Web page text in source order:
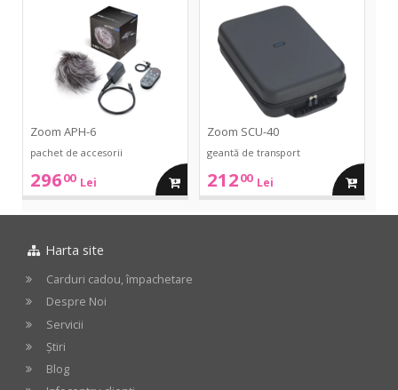
Zoom APH-6
pachet de accesorii
29600 Lei adauga
in
Zoom SCU-40
geantă de transport
21200 Lei adauga
in
Harta site
Carduri cadou, împachetare
Despre Noi
Servicii
Știri
Blog